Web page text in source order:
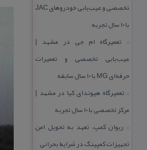
تخصصی و عیب‌یابی خودروهای JAC
با ۱۰ سال تجربه
:: تعمیرگاه ام جی در مشهد |
عیب‌یابی تخصصی و تعمیرات
حرفه‌ای MG با ۱۰ سال سابقه
:: تعمیرگاه هیوندای كیا در مشهد |
مركز تخصصی با ۱۰ سال تجربه
:: ریوان كمپ، تعهد به تحویل امن
تجهیزات كمپینگ در شرایط بحرانی